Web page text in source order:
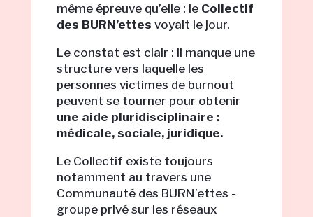
même épreuve qu’elle : le Collectif
des BURN’ettes voyait le jour.
Le constat est clair : il manque une
structure vers laquelle les
personnes victimes de burnout
peuvent se tourner pour obtenir
une aide pluridisciplinaire :
médicale, sociale, juridique.
Le Collectif existe toujours
notamment au travers une
Communauté des BURN’ettes -
groupe privé sur les réseaux